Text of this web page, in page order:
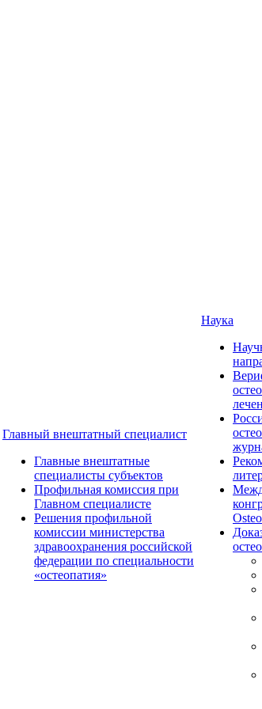
Главный внештатный специалист
Главные внештатные
специалисты субъектов
Профильная комиссия при
Главном специалисте
Решения профильной
комиссии министерства
здравоохранения российской
федерации по специальности
«остеопатия»
Наука